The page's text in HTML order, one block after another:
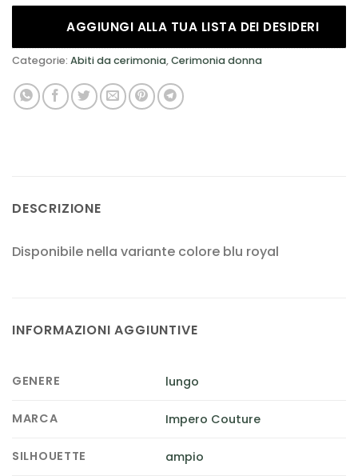
AGGIUNGI ALLA TUA LISTA DEI DESIDERI
Categorie: Abiti da cerimonia,Cerimonia donna
DESCRIZIONE
Disponibile nella variante colore blu royal
INFORMAZIONI AGGIUNTIVE
GENERE lungo
MARCA Impero Couture
SILHOUETTE ampio